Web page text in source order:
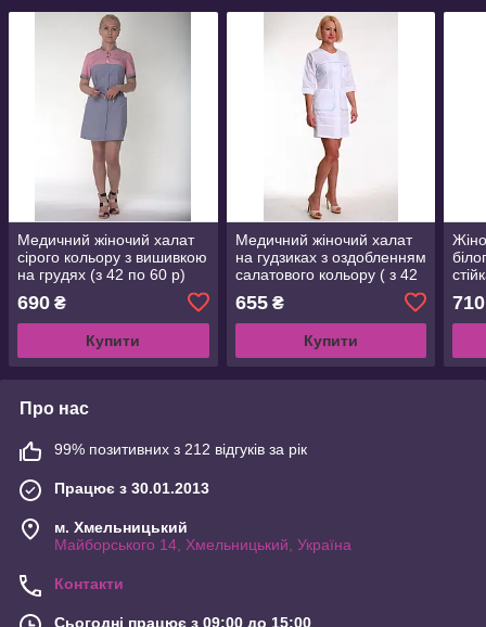
Медичний жіночий халат
сірого кольору з вишивкою
на грудях (з 42 по 60 р)
690 ₴
Купити
Медичний жіночий халат
на гудзиках з оздобленням
салатового кольору ( з 42
655₴
Купити
710
Про нас
99% позитивних з 212 відгуків за рік
Працює з 30.01.2013
м. Хмельницький
Майборського 14, Хмельницький, Україна
Контакти
Сьогодні працює з 09:00 до 15:00